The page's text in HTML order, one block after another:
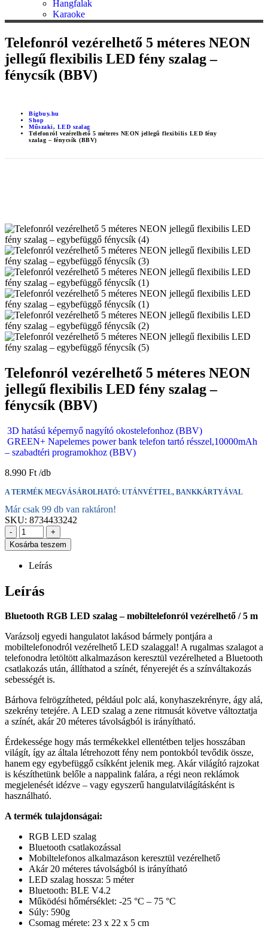
Hangfalak
Karaoke
Telefonról vezérelhető 5 méteres NEON
jellegű flexibilis LED fény szalag –
fénycsík (BBV)
Bigbuy.hu
Shop
Műszaki, LED szalag
Telefonról vezérelhető 5 méteres NEON jellegű flexibilis LED fény
szalag – fénycsík (BBV)
Telefonról vezérelhető 5 méteres NEON
jellegű flexibilis LED fény szalag –
fénycsík (BBV)
3D hatású képernyő nagyító okostelefonhoz (BBV)
GREEN+ Napelemes power bank telefon tartó résszel,10000mAh
– szabadtéri programokhoz (BBV)
8.990 Ft
A TERMÉK MEGVÁSÁROLHATÓ: UTÁNVÉTTEL, BANKKÁRTYÁVAL
Már csak 99 db van raktáron!
SKU: 8734433242
-
+
Kosárba teszem
Leírás
Leírás
Bluetooth RGB LED szalag – mobiltelefonról vezérelhető / 5 m
Varázsolj egyedi hangulatot lakásod bármely pontjára a
mobiltelefonodról vezérelhető LED szalaggal! A rugalmas szalagot a
telefonodra letöltött alkalmazáson keresztül vezérelheted a Bluetooth
csatlakozás után, állíthatod a színét, fényerejét és a színváltakozás
sebességét is.
Bárhova felrögzítheted, például polc alá, konyhaszekrényre, ágy alá,
szekrény tetejére. A LED szalag a zene ritmusát követve változtatja
a színét, akár 20 méteres távolságból is irányítható.
Érdekessége hogy más termékekkel ellentétben teljes hosszában
világít, így az általa létrehozott fény nem pontokból tevődik össze,
hanem egy egybefüggő csíkként jelenik meg. Akár világító rajzokat
is készíthetünk belőle a nappalink falára, a régi neon reklámok
megjelenését idézve – vagy egyszerű hangulatvilágításként is
használható.
A termék tulajdonságai:
RGB LED szalag
Bluetooth csatlakozással
Mobiltelefonos alkalmazáson keresztül vezérelhető
Akár 20 méteres távolságból is irányítható
LED szalag hossza: 5 méter
Bluetooth: BLE V4.2
Működési hőmérséklet: -25 °C – 75 °C
Súly: 590g
Csomag mérete: 23 x 22 x 5 cm